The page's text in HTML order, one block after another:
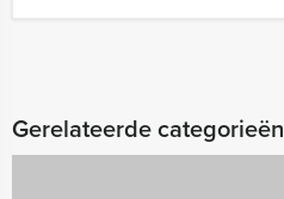
Gerelateerde categorieën